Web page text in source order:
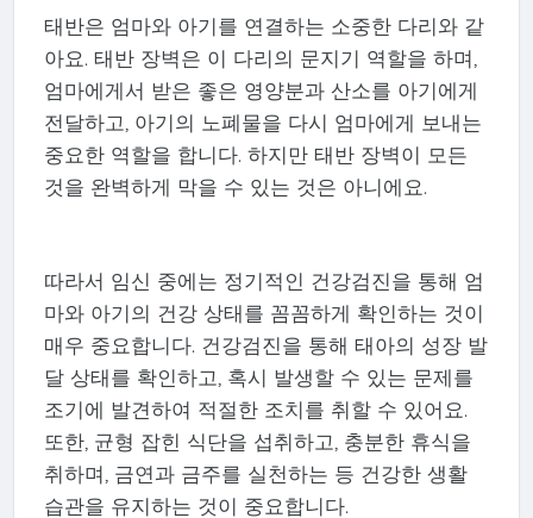
태반은 엄마와 아기를 연결하는 소중한 다리와 같
아요. 태반 장벽은 이 다리의 문지기 역할을 하며,
엄마에게서 받은 좋은 영양분과 산소를 아기에게
전달하고, 아기의 노폐물을 다시 엄마에게 보내는
중요한 역할을 합니다. 하지만 태반 장벽이 모든
것을 완벽하게 막을 수 있는 것은 아니에요.
따라서 임신 중에는 정기적인 건강검진을 통해 엄
마와 아기의 건강 상태를 꼼꼼하게 확인하는 것이
매우 중요합니다. 건강검진을 통해 태아의 성장 발
달 상태를 확인하고, 혹시 발생할 수 있는 문제를
조기에 발견하여 적절한 조치를 취할 수 있어요.
또한, 균형 잡힌 식단을 섭취하고, 충분한 휴식을
취하며, 금연과 금주를 실천하는 등 건강한 생활
습관을 유지하는 것이 중요합니다.